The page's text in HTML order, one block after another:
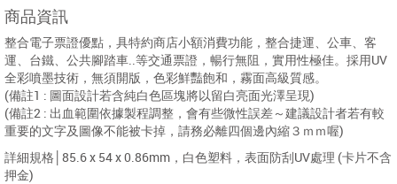
商品資訊
整合電子票證優點，具特約商店小額消費功能，整合捷運、公車、客
運、台鐵、公共腳踏車..等交通票證，暢行無阻，實用性極佳。採用UV
全彩噴墨技術，無須開版，色彩鮮豔飽和，霧面高級質感。
(備註1 : 圖面設計若含純白色區塊將以留白亮面光澤呈現)
(備註2 : 出血範圍依據製程調整，會有些微性誤差～建議設計者若有較
重要的文字及圖像不能被卡掉，請務必離四個邊內縮３ｍｍ喔)
詳細規格│85.6 x 54 x 0.86mm，白色塑料，表面防刮UV處理 (卡片不含
押金)